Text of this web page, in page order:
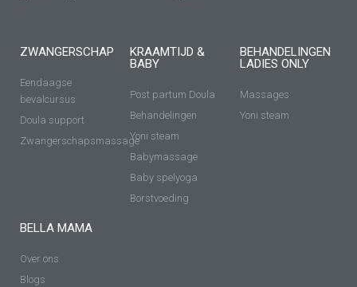
ZWANGERSCHAP
Eendaagse
bevalcursus
Doula support
Zwangerschapsmassage
KRAAMTIJD &
BABY
Post partum Doula
Behandelingen
Yoni steam
Babymassage
Baby spelyoga
Borstvoeding
BEHANDELINGEN
LADIES ONLY
Massages
Yoni steam
BELLA MAMA
Over ons
Blogs